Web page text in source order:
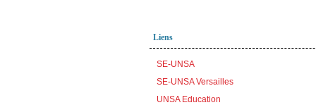
Liens
SE-UNSA
SE-UNSA Versailles
UNSA Education